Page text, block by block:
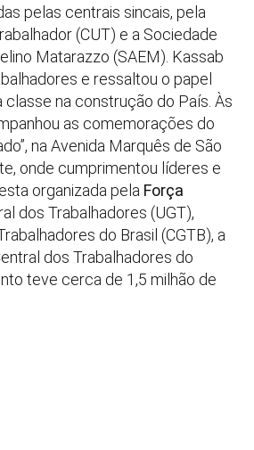
pelas centrais sincais, pela
(CUT) e a Sociedade
Matarazzo (SAEM). Kassab
e ressaltou o papel
na construção do País. Às
as comemorações do
na Avenida Marquês de São
onde cumprimentou líderes e
organizada pela Força
dos Trabalhadores (UGT),
do Brasil (CGTB), a
dos Trabalhadores do
teve cerca de 1,5 milhão de